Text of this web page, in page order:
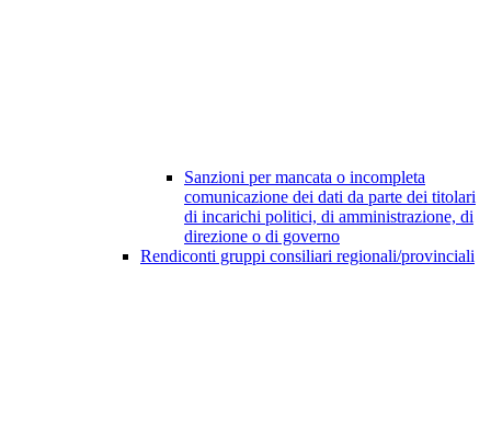
Sanzioni per mancata o incompleta
comunicazione dei dati da parte dei titolari
di incarichi politici, di amministrazione, di
direzione o di governo
Rendiconti gruppi consiliari regionali/provinciali